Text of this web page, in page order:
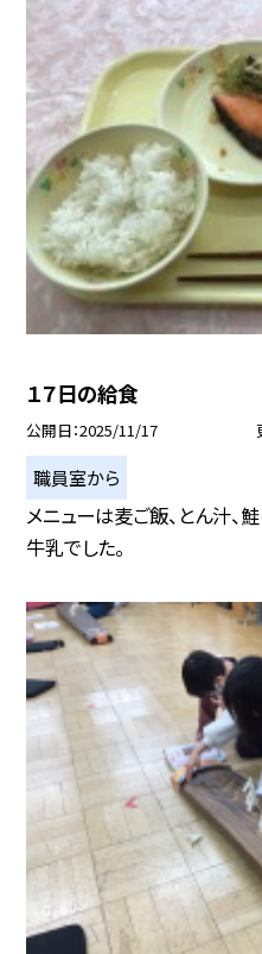
１７日の給食
公開日 2025/11/17
職員室から
メニューは麦ご飯、とん汁、
牛乳でした。